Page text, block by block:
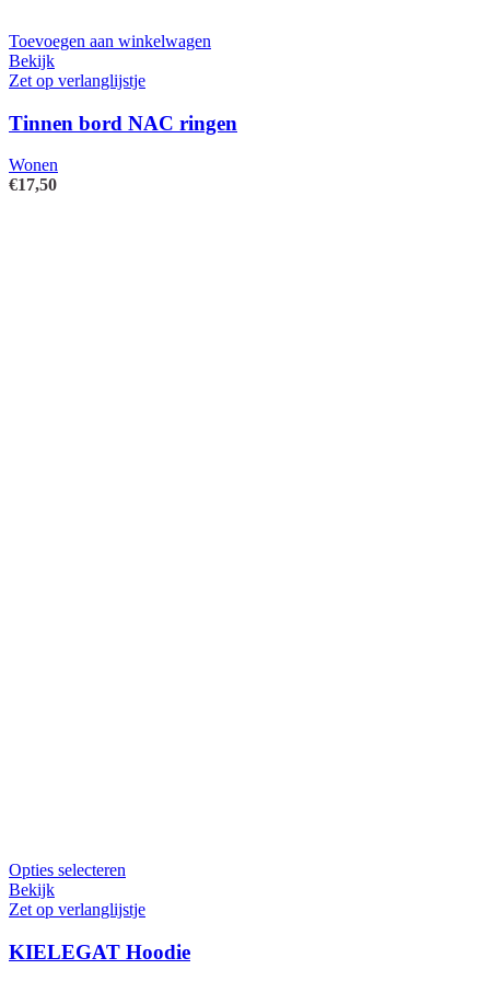
Toevoegen aan winkelwagen
Bekijk
Zet op verlanglijstje
Tinnen bord NAC ringen
Wonen
€17,50
Opties selecteren
heeft
variaties.
Deze
Bekijk
Zet op verlanglijstje
KIELEGAT Hoodie